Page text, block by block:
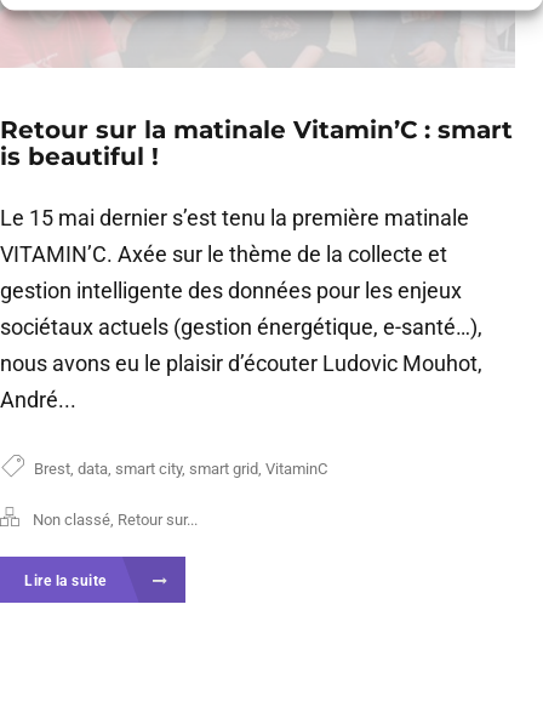
Retour sur la matinale Vitamin’C : smart
is beautiful !
Le 15 mai dernier s’est tenu la première matinale
VITAMIN’C. Axée sur le thème de la collecte et
gestion intelligente des données pour les enjeux
sociétaux actuels (gestion énergétique, e-santé…),
nous avons eu le plaisir d’écouter Ludovic Mouhot,
André...
Brest data smart city, smart grid VitaminC
Non classé Retour sur...
Lire la suite